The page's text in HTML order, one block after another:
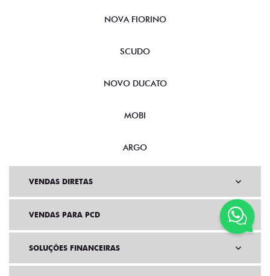
NOVA FIORINO
SCUDO
NOVO DUCATO
MOBI
ARGO
VENDAS DIRETAS
VENDAS PARA PCD
SOLUÇÕES FINANCEIRAS